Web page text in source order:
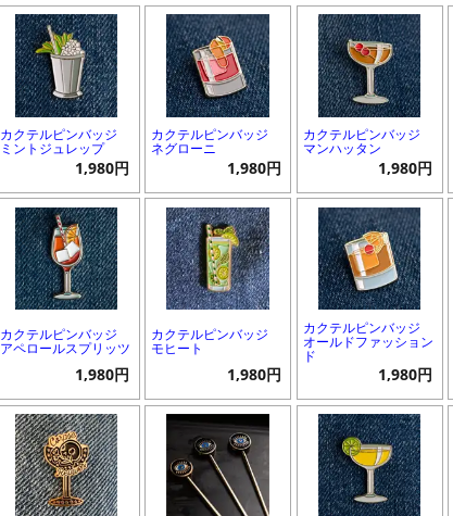
カクテルピンバッジ
ミントジュレップ
1,980円
カクテルピンバッジ
ネグローニ
1,980円
カクテルピンバッジ
マンハッタン
1,980円
カクテルピンバッジ
アペロールスプリッツ
1,980円
カクテルピンバッジ
モヒート
1,980円
カクテルピンバッジ
オールドファッション
ド
1,980円